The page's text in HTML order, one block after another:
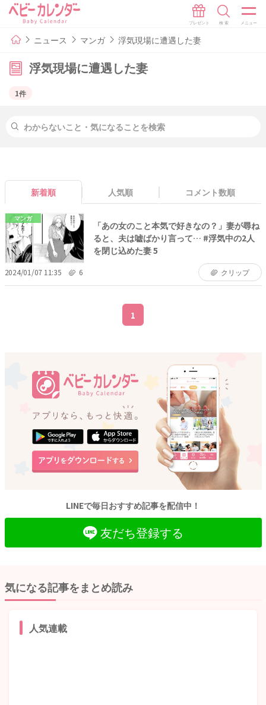
ニュース マンガ 浮気現場に遭遇した妻
浮気現場に遭遇した妻
1件
新着順 人気順 コメント数順
マンガ
「あの女のこと本気で好きなの？」妻が尋ね
ると、夫は嘘ばかり言って… #浮気中の2人
を閉じ込めた妻 5
2024/01/07 11:35 6 クリップ
1
LINEで毎日おすすめ記事を配信中！
友だち登録する
気になる記事をまとめ読み
人気連載